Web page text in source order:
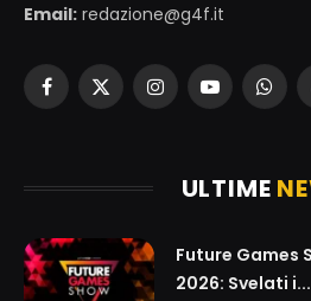
Email: redazione@g4f.it
Facebook
X
InstagramYouTube
ULTIME
Future Games
2026: Svelati i...